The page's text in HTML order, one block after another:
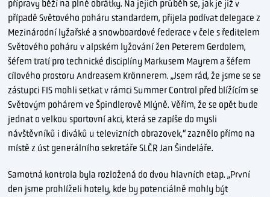
přípravy běží na plné obrátky. Na jejich průběh se, jak je již v
případě Světového poháru standardem, přijela podívat delegace z
Mezinárodní lyžařské a snowboardové federace v čele s ředitelem
Světového poháru v alpském lyžování žen Peterem Gerdolem,
šéfem tratí pro technické disciplíny Markusem Mayrem a šéfem
cílového prostoru Andreasem Krönnerem. „Jsem rád, že jsme se se
zástupci FIS mohli setkat v rámci Summer Control před blížícím se
Světovým pohárem ve Špindlerově Mlýně. Věřím, že se opět bude
jednat o velkou sportovní akci, která se zapíše do mysli
návštěvníků i diváků u televizních obrazovek,“ zaznělo přímo na
místě z úst generálního sekretáře SLČR Jan Šindeláře.
Samotná kontrola byla rozložená do dvou hlavních etap. „První
den jsme prohlíželi hotely, kde by potenciálně mohly být